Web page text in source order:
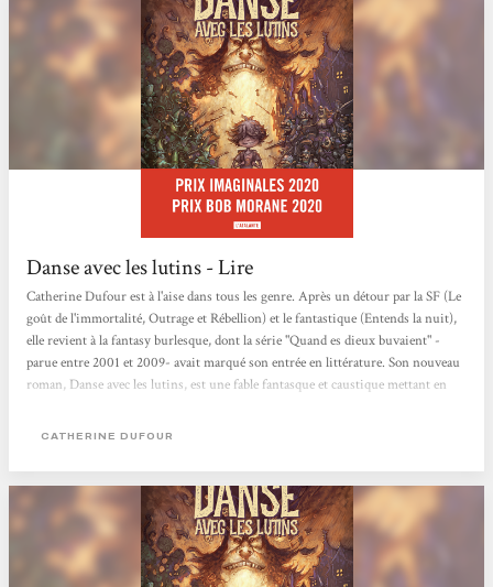
Danse avec les lutins - Lire
Catherine Dufour est à l'aise dans tous les genre. Après un détour par la SF (Le
goût de l'immortalité, Outrage et Rébellion) et le fantastique (Entends la nuit),
elle revient à la fantasy burlesque, dont la série "Quand es dieux buvaient" -
parue entre 2001 et 2009- avait marqué son entrée en littérature. Son nouveau
roman, Danse avec les lutins, est une fable fantasque et caustique mettant en
Dans l'immense cité de Scrougne, face à "la paix [qui] menace", banquiers et
CATHERINE DUFOUR